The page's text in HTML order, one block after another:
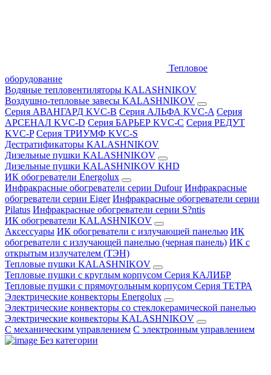
Тепловое
оборудование
Водяные тепловентиляторы KALASHNIKOV
Воздушно-тепловые завесы KALASHNIKOV
Серия АВАНГАРД KVC-B Серия АЛЬФА KVC-A Серия
АРСЕНАЛ KVC-D Серия БАРЬЕР KVC-C Серия РЕДУТ
KVC-P Серия ТРИУМФ KVC-S
Дестратификаторы KALASHNIKOV
Дизельные пушки KALASHNIKOV
Дизельные пушки KALASHNIKOV KHD
ИК обогреватели Energolux
Инфракрасные обогреватели серии Dufour Инфракрасные
обогреватели серии Eiger Инфракрасные обогреватели серии
Pilatus Инфракрасные обогреватели серии S?ntis
ИК обогреватели KALASHNIKOV
Аксессуары ИК обогреватели с излучающей панелью ИК
обогреватели с излучающей панелью (черная панель) ИК с
открытым излучателем (ТЭН)
Тепловые пушки KALASHNIKOV
Тепловые пушки с круглым корпусом Серия КАЛИБР
Тепловые пушки с прямоугольным корпусом Серия ТЕТРА
Электрические конвекторы Energolux
Электрические конвекторы со стеклокерамической панелью
Электрические конвекторы KALASHNIKOV
С механическим управлением С электронным управлением
Без категории